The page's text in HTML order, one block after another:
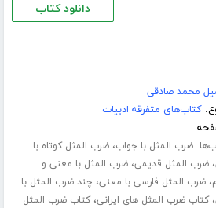
دانلود کتاب
محمد صادقی
کتاب‌های متفرقه ادبیات
ضرب المثل با جواب،ضرب المثل کوتاه با
،ضرب المثل قدیمی،ضرب المثل با معنی و
،ضرب المثل فارسی با معنی، چند ضرب المثل با
،کتاب ضرب المثل های ایرانی،کتاب ضرب المثل